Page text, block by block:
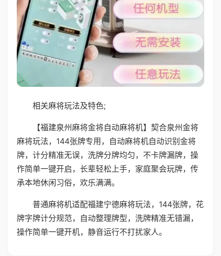
相关麻将玩法及特色;
【福建泉州麻将金将自动麻将机】契合泉州金将
麻将玩法，144张牌专用，自动麻将机自动识别金将
牌，计分精准无误，洗牌分牌均匀，不卡牌漏牌，操
作简单一键开启，长辈轻松上手，家庭聚会玩牌，传
承本地休闲习俗，欢乐满满。
普通麻将机适配福建宁德麻将玩法，144张牌，花
牌字牌计分规范，自动整理牌型，洗牌精准无错漏，
操作简单一键开机，静音运行不打扰家人。